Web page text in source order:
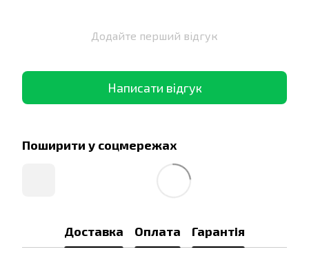
Додайте перший відгук
Написати відгук
Поширити у соцмережах
Доставка Оплата Гарантія